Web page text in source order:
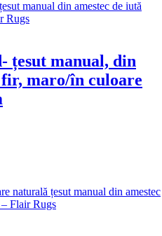
- țesut manual, din
maro/în culoare